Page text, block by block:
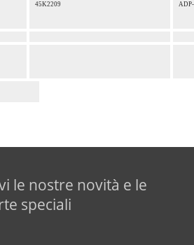
45K2209
le nostre novità e le
speciali